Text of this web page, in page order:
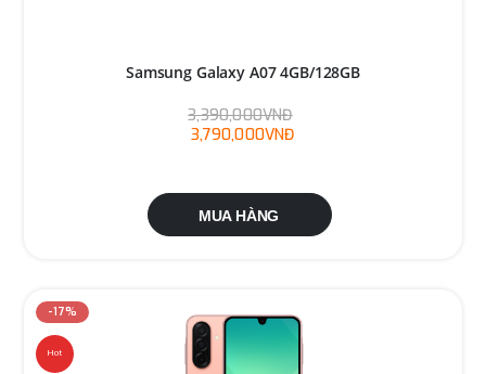
Samsung Galaxy A07 4GB/128GB
3,390,000VNĐ
3,790,000VNĐ
MUA HÀNG
-17%
Hot